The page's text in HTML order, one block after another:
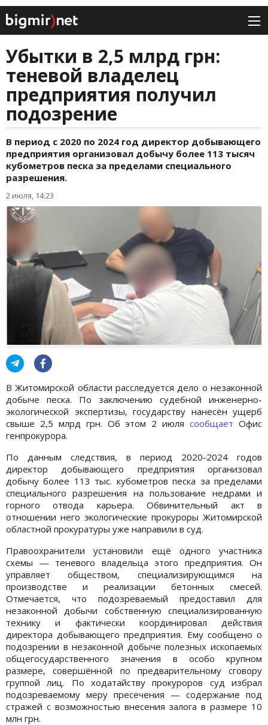
Убытки в 2,5 млрд грн:
теневой владелец
предприятия получил
подозрение
В период с 2020 по 2024 год директор добывающего
предприятия организовал добычу более 113 тысяч
кубометров песка за пределами специального
разрешения.
2 июля, 14:23
В Житомирской области расследуется дело о незаконной
добыче песка. По заключению судебной инженерно-
экологической экспертизы, государству нанесён ущерб
свыше 2,5 млрд грн. Об этом 2 июлясообщает Офис
генпрокурора.
По данным следствия, в период 2020-2024 годов
директор добывающего предприятия организовал
добычу более 113 тыс. кубометров песка за пределами
специального разрешения на пользование недрами и
горного отвода карьера. Обвинительный акт в
отношении него экологические прокуроры Житомирской
областной прокуратуры уже направили в суд.
Правоохранители установили ещё одного участника
схемы — теневого владельца этого предприятия. Он
управляет обществом, специализирующимся на
производстве и реализации бетонных смесей.
Отмечается, что подозреваемый предоставил для
незаконной добычи собственную специализированную
технику и фактически координировал действия
директора добывающего предприятия. Ему сообщено о
подозрении в незаконной добыче полезных ископаемых
общегосударственного значения в особо крупном
размере, совершённой по предварительному сговору
группой лиц. По ходатайству прокуроров суд избрал
подозреваемому меру пресечения — содержание под
стражей с возможностью внесения залога в размере 10
млн грн.